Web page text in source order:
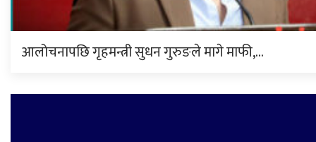
आलोचनापछि गृहमन्त्री सुधन गुरुङले मागे माफी,…